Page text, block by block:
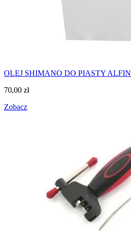
OLEJ SHIMANO DO PIASTY
70,00 zł
Zobacz